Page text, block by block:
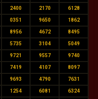
2400 2170 6128
0351 9650 1862
8956 4672 8495
5735 3104 5049
9721 9557 9740
7419 4107 8097
9693 4790 7631
1254 6081 6324